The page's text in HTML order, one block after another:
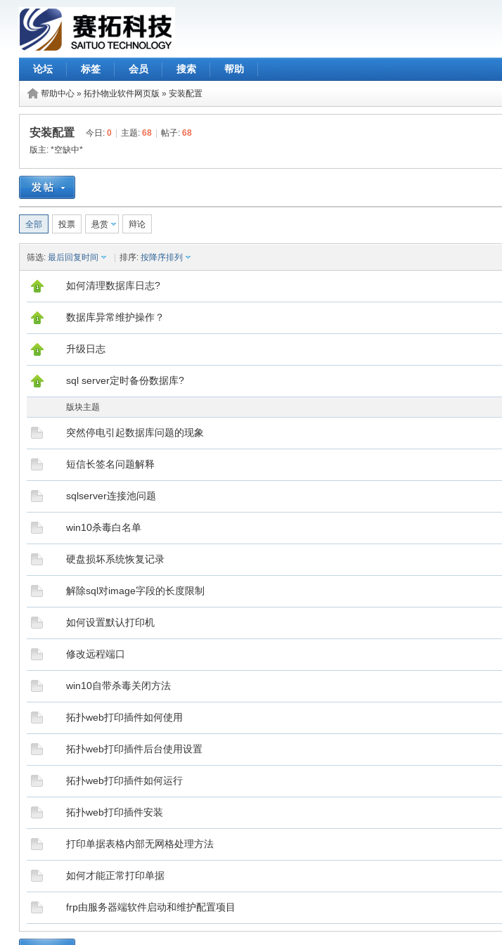
论坛 标签 会员 搜索 帮助
帮助中心» 拓扑物业软件网页版 » 安装配置
安装配置 今日: 0 主题: 68 帖子: 68
版主: *空缺中*
全部 投票 悬赏 辩论
筛选: 最后回复时间 排序: 按降序排列
如何清理数据库日志?
数据库异常维护操作？
升级日志
sql server定时备份数据库?
版块主题
突然停电引起数据库问题的现象
短信长签名问题解释
sqlserver连接池问题
win10杀毒白名单
硬盘损坏系统恢复记录
解除sql对image字段的长度限制
如何设置默认打印机
修改远程端口
win10自带杀毒关闭方法
拓扑web打印插件如何使用
拓扑web打印插件后台使用设置
拓扑web打印插件如何运行
拓扑web打印插件安装
打印单据表格内部无网格处理方法
如何才能正常打印单据
frp由服务器端软件启动和维护配置项目